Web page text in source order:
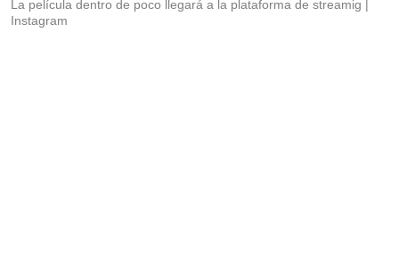
La película dentro de poco llegará a la plataforma de streamig
Instagram